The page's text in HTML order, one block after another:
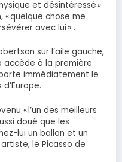
et désintéressé »
« quelque chose me
avec lui » .
sur l’aile gauche,
accède à la première
immédiatement le
« l’un des meilleurs
doué que les
lui un ballon et un
le Picasso de